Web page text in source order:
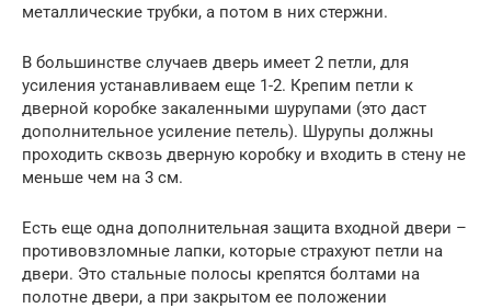
металлические трубки, а потом в них стержни.
В большинстве случаев дверь имеет 2 петли, для
усиления устанавливаем еще 1-2. Крепим петли к
дверной коробке закаленными шурупами (это даст
дополнительное усиление петель). Шурупы должны
проходить сквозь дверную коробку и входить в стену не
меньше чем на 3 см.
Есть еще одна дополнительная защита входной двери –
противовзломные лапки, которые страхуют петли на
двери. Это стальные полосы крепятся болтами на
полотне двери, а при закрытом ее положении